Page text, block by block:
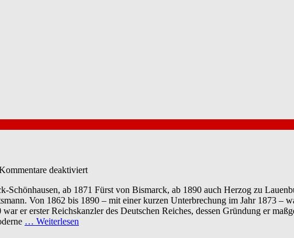
deaktiviertfür
Otto
von
Bismarck
ab 1871 Fürst von Bismarck, ab 1890 auch Herzog zu
Von 1862 bis 1890 – mit einer kurzen Unterbrechung im Jahr 1873 –
er erster Reichskanzler des Deutschen Reiches, dessen Gründung er
… Weiterlesen